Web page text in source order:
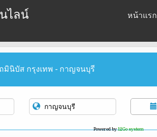
ไลน์ หน้าแรก
มินิบัส กรุงเทพ - กาญจนบุรี
Powered by12Go system